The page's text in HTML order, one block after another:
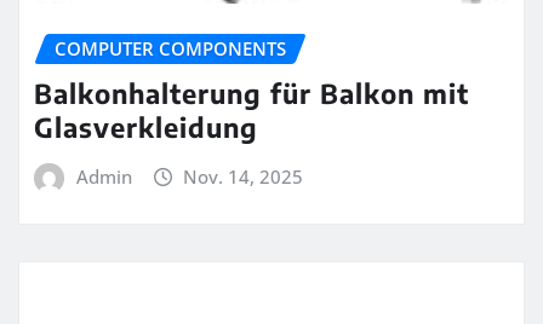
COMPUTER COMPONENTS
Balkonhalterung für Balkon mit
Glasverkleidung
Admin Nov. 14, 2025